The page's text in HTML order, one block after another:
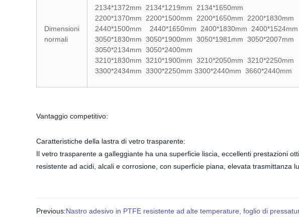
Dimensioni
normali
2134*1372mm 2134*1219mm 2134*1650mm
2200*1370mm 2200*1500mm 2200*1650mm 2200*1830mm
2440*1500mm 2440*1650mm 2400*1830mm 2400*1524mm
3050*1830mm 3050*1900mm 3050*1981mm 3050*2007mm
3050*2134mm 3050*2400mm
3210*1830mm 3210*1900mm 3210*2050mm 3210*2250mm
3300*2434mm 3300*2250mm 3300*2440mm 3660*2440mm
Vantaggio competitivo:
Caratteristiche della lastra di vetro trasparente:
Il vetro trasparente a galleggiante ha una superficie liscia, eccellenti prestazioni
resistente ad acidi, alcali e corrosione, con superficie piana, elevata trasmittanza
Previous:Nastro adesivo in PTFE resistente ad alte temperature, foglio di